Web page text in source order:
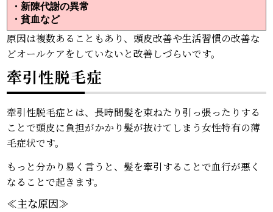
・新陳代謝の異常
・貧血など
原因は複数あることもあり、頭皮改善や生活習慣の改善な
どオールケアをしていないと改善しづらいです。
牽引性脱毛症
牽引性脱毛症とは、長時間髪を束ねたり引っ張ったりする
ことで頭皮に負担がかかり髪が抜けてしまう女性特有の薄
毛症状です。
もっと分かり易く言うと、髪を牽引することで血行が悪く
なることで起きます。
≪主な原因≫